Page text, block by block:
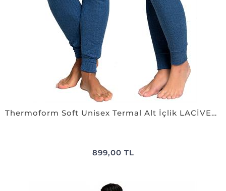
Thermoform Soft Unisex Termal Alt İçlik LACİVERT
899,00 TL